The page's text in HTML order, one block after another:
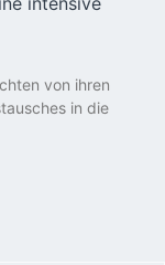
von ihren
in die